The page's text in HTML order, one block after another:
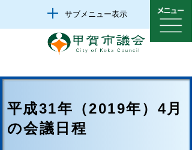
サブメニュー表示
平成31年（2019年）4月
の会議日程